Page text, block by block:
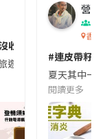
收😱出發前切記檢查
遊的民眾，近期要
營養
香港
#連皮帶籽
夏天其中一
閱讀更多